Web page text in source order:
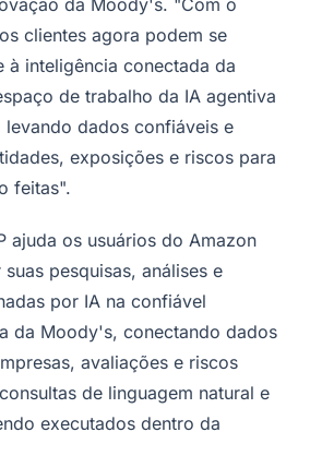
clientes agora podem se
à inteligência conectada da
de trabalho da IA agentiva
levando dados confiáveis e
exposições e riscos para
feitas".
ajuda os usuários do Amazon
pesquisas, análises e
por IA na confiável
da Moody's, conectando dados
avaliações e riscos
de linguagem natural e
executados dentro da